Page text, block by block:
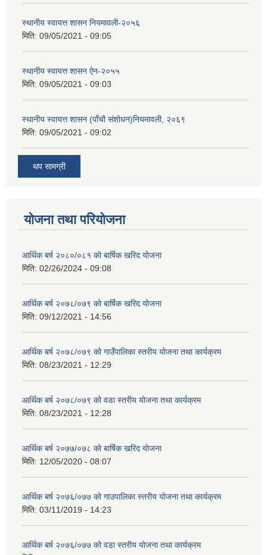
स्थानीय स्वायत्त शासन नियमावली-२०५६
मिति: 09/05/2021 - 09:05
स्थानीय स्वायत्त शासन ए‍ेन-२०५५
मिति: 09/05/2021 - 09:03
स्थानीय स्वायत्त शासन (पाँचौ संशोधन)नियमावली, २०६९
मिति: 09/05/2021 - 09:02
थप सामग्री
योजना तथा परियोजना
आर्थिक बर्ष २०८०/०८१ को बार्षिक खरिद योजना
मिति: 02/26/2024 - 09:08
आर्थिक बर्ष २०७८/०७९ को बार्षिक खरिद योजना
मिति: 09/12/2021 - 14:56
आर्थिक बर्ष २०७८/०७९ को गाउँपालिका स्तरीय योजना तथा कार्यक्रम
मिति: 08/23/2021 - 12:29
आर्थिक बर्ष २०७८/०७९ को वडा स्तरीय योजना तथा कार्यक्रम
मिति: 08/23/2021 - 12:28
आर्थिक बर्ष २०७७/०७८ को बार्षिक खरिद योजना
मिति: 12/05/2020 - 08:07
आर्थिक बर्ष २०७६/०७७ को गाउपालिका स्तरीय योजना तथा कार्यक्रम
मिति: 03/11/2019 - 14:23
आर्थिक बर्ष २०७६/०७७ को वडा स्तरीय योजना तथा कार्यक्रम